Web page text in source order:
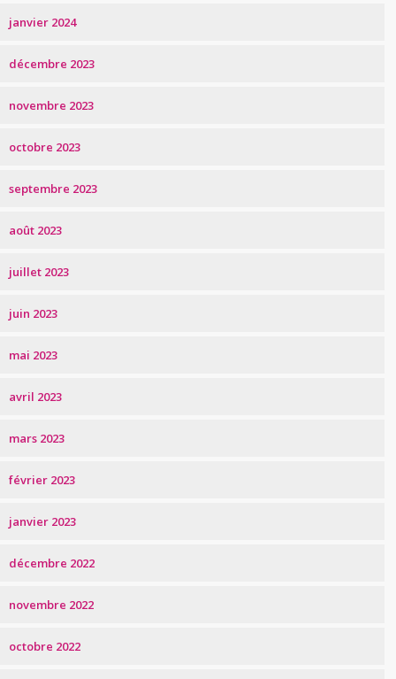
janvier 2024
décembre 2023
novembre 2023
octobre 2023
septembre 2023
août 2023
juillet 2023
juin 2023
mai 2023
avril 2023
mars 2023
février 2023
janvier 2023
décembre 2022
novembre 2022
octobre 2022